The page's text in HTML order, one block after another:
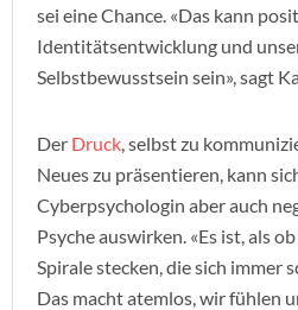
sei eine Chance. «Das kann
Identitätsentwicklung und
Selbstbewusstsein sein», sagt
Der Druck, selbst zu
Neues zu präsentieren, kann
Cyberpsychologin aber auch
Psyche auswirken. «Es ist, als
Spirale stecken, die sich immer
Das macht atemlos, wir fühlen